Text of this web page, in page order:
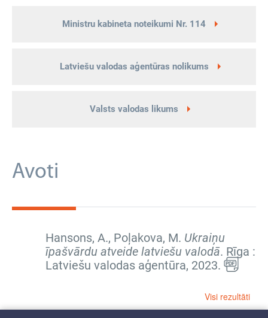
Ministru kabineta noteikumi Nr. 114
Latviešu valodas aģentūras nolikums
Valsts valodas likums
Avoti
Hansons, A., Poļakova, M. Ukraiņu
īpašvārdu atveide latviešu valodā. Rīga :
Latviešu valodas aģentūra, 2023.
Visi rezultāti